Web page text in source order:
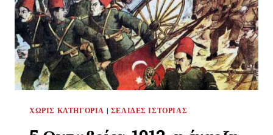
ΚΩΝΣΤΑΝΤΙΝΟΎΠΟΛΗΣ
ΧΩΡΊΣ ΚΑΤΗΓΟΡΊΑ | ΣΕΛΊΔΕΣ ΙΣΤΟΡΊΑΣ